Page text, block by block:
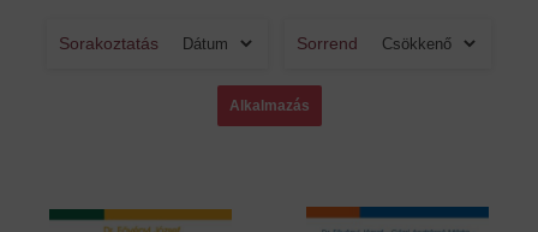
Sorakoztatás Sorrend